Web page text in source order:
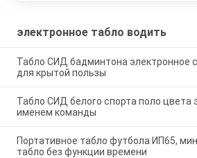
электронное табло водить
Табло СИД бадминтона электронное
для крытой пользы
Табло СИД белого спорта поло цвета
именем команды
Портативное табло футбола ИП65,
табло без функции времени